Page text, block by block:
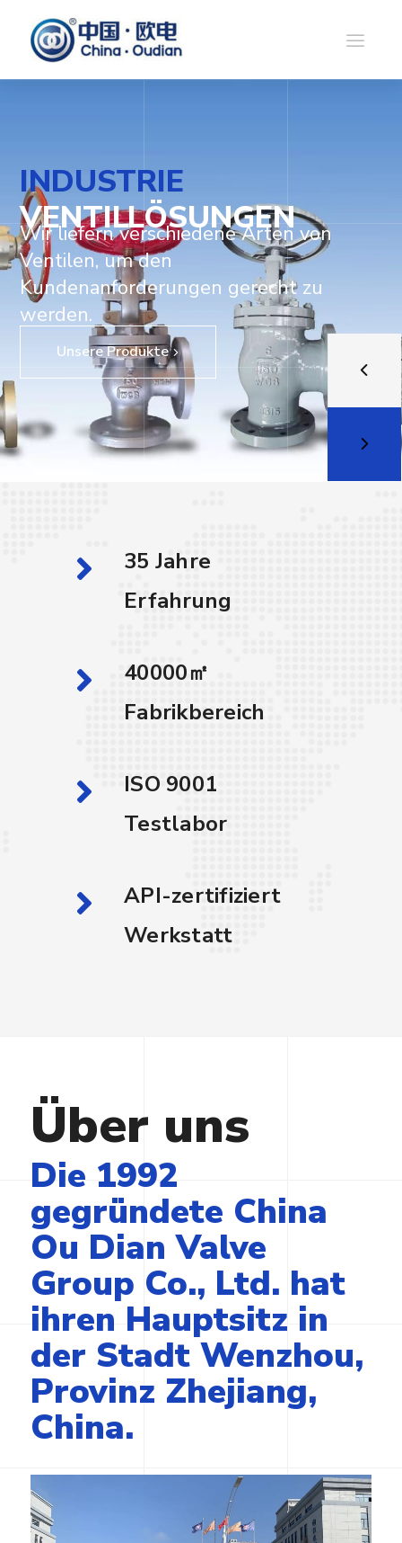
35 Jahre
Erfahrung
40000㎡
Fabrikbereich
ISO 9001
Testlabor
API-zertifiziert
Werkstatt
Über uns
Die 1992
gegründete China
Ou Dian Valve
Group Co., Ltd. hat
ihren Hauptsitz in
der Stadt Wenzhou,
Provinz Zhejiang,
China.